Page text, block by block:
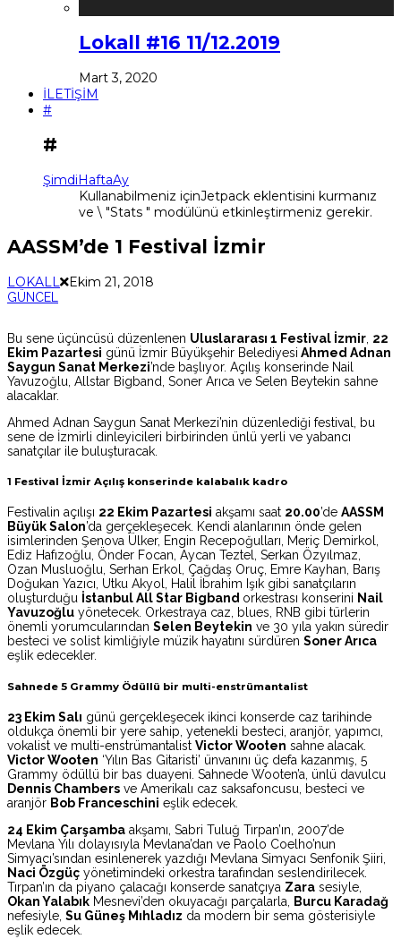
Lokall #16 11/12.2019
Mart 3, 2020
İLETİŞİM
#
#
ŞimdiHaftaAy
Kullanabilmeniz içinJetpack eklentisini kurmanız
ve \ "Stats " modülünü etkinleştirmeniz gerekir.
AASSM’de 1 Festival İzmir
LOKALL Ekim 21, 2018
GÜNCEL
Bu sene üçüncüsü düzenlenen Uluslararası 1 Festival İzmir 22
Ekim Pazartesi günü İzmir Büyükşehir Belediyesi Ahmed Adnan
Saygun Sanat Merkezi’nde başlıyor. Açılış konserinde Nail
Yavuzoğlu, Allstar Bigband, Soner Arıca ve Selen Beytekin sahne
alacaklar.
Ahmed Adnan Saygun Sanat Merkezi’nin düzenlediği festival, bu
sene de İzmirli dinleyicileri birbirinden ünlü yerli ve yabancı
sanatçılar ile buluşturacak.
1 Festival İzmir Açılış konserinde kalabalık kadro
Festivalin açılışı 22 Ekim Pazartesi akşamı saat 20.00’de AASSM
Büyük Salon’da gerçekleşecek. Kendi alanlarının önde gelen
isimlerinden Şenova Ülker, Engin Recepoğulları, Meriç Demirkol,
Ediz Hafızoğlu, Önder Focan, Aycan Teztel, Serkan Özyılmaz,
Ozan Musluoğlu, Serhan Erkol, Çağdaş Oruç, Emre Kayhan, Barış
Doğukan Yazıcı, Utku Akyol, Halil İbrahim Işık gibi sanatçıların
oluşturduğu İstanbul All Star Bigband orkestrası konserini Nail
Yavuzoğlu yönetecek. Orkestraya caz, blues, RNB gibi türlerin
önemli yorumcularından Selen Beytekin ve 30 yıla yakın süredir
besteci ve solist kimliğiyle müzik hayatını sürdüren Soner Arıca
eşlik edecekler.
Sahnede 5 Grammy Ödüllü bir multi-enstrümantalist
23 Ekim Salı günü gerçekleşecek ikinci konserde caz tarihinde
oldukça önemli bir yere sahip, yetenekli besteci, aranjör, yapımcı,
vokalist ve multi-enstrümantalist Victor Wooten sahne alacak.
Victor Wooten ‘Yılın Bas Gitaristi’ ünvanını üç defa kazanmış, 5
Grammy ödüllü bir bas duayeni. Sahnede Wooten’a, ünlü davulcu
Dennis Chambers ve Amerikalı caz saksafoncusu, besteci ve
aranjör Bob Franceschini eşlik edecek.
24 Ekim Çarşamba akşamı, Sabri Tuluğ Tırpan’ın, 2007’de
Mevlana Yılı dolayısıyla Mevlana’dan ve Paolo Coelho’nun
Simyacı’sından esinlenerek yazdığı Mevlana Simyacı Senfonik Şiiri,
Naci Özgüç yönetimindeki orkestra tarafından seslendirilecek.
Tırpan’ın da piyano çalacağı konserde sanatçıya Zara sesiyle,
Okan Yalabık Mesnevi’den okuyacağı parçalarla,
Burcu Karadağ
nefesiyle, Su Güneş Mıhladız da modern bir sema gösterisiyle
eşlik edecek.